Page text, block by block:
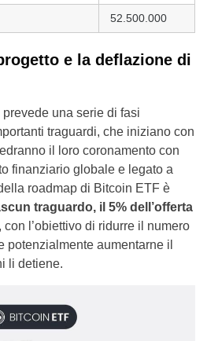
52.500.000
e la deflazione di
una serie di fasi
traguardi, che iniziano con
il loro coronamento con
finanziario globale e legato a
roadmap di Bitcoin ETF è
traguardo, il 5% dell’offerta
l’obiettivo di ridurre il numero
potenzialmente aumentarne il
li detiene.